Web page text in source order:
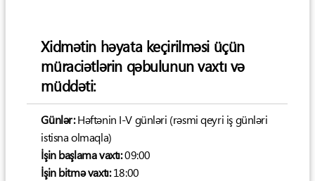
Xidmətin həyata keçirilməsi üçün
müraciətlərin qəbulunun vaxtı və
müddəti:
Günlər:Həftənin I-V günləri (rəsmi qeyri iş günləri
istisna olmaqla)
İşin başlama vaxtı:09:00
İşin bitmə vaxtı:18:00